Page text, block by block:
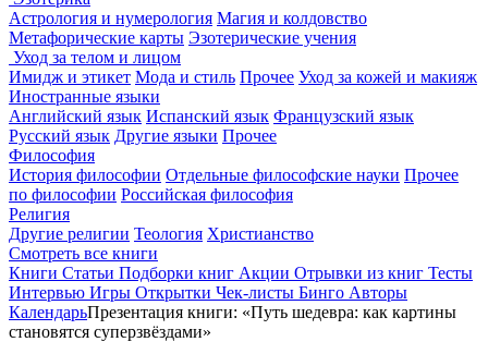
Астрология и нумерология Магия и колдовство
Метафорические карты Эзотерические учения
Уход за телом и лицом
Имидж и этикет Мода и стиль Прочее Уход за кожей и макияж
Иностранные языки
Английский язык Испанский язык Французский язык
Русский язык Другие языки Прочее
Философия
История философии Отдельные философские науки Прочее
по философии Российская философия
Религия
Другие религии Теология Христианство
Смотреть все книги
Книги Статьи Подборки книг Акции Отрывки из книг Тесты
Интервью Игры Открытки Чек-листы Бинго Авторы
КалендарьПрезентация книги: «Путь шедевра: как картины
становятся суперзвёздами»